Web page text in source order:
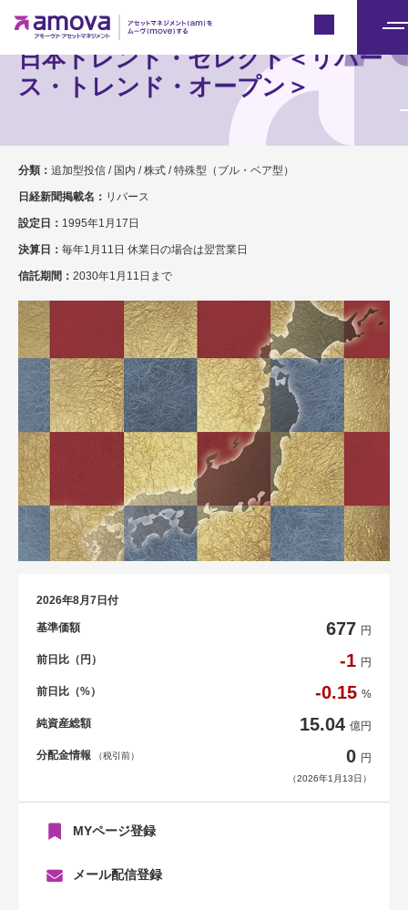
ニ
日本トレンド・セレクト＜リバー
ス・トレンド・オープン＞
分類： 追加型投信 / 国内 / 株式 / 特殊型（ブル・ベア型）
日経新聞掲載名： リバース
設定日： 1995年1月17日
決算日： 毎年1月11日 休業日の場合は翌営業日
信託期間： 2030年1月11日まで
2026年8月7日付
基準価額 677 円
前日比（円） -1 円
前日比（%） -0.15 %
純資産総額 15.04 億円
分配金情報 （税引前） 0 円
（2026年1月13日）
MYページ登録
メール配信登録